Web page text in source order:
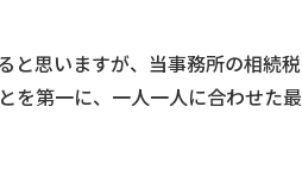
と思いますが、当事務所の相続税
を第一に、一人一人に合わせた最